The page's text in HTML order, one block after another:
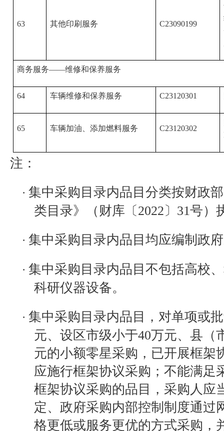
63 其他印刷服务 C23090199
商务服务——维修和保养服务
64 车辆维修和保养服务 C23120301
65 车辆加油、添加燃料服务 C23120302
注：
· 集中采购目录内品目分类按财政
类目录》（财库〔 2022 〕 31号）
· 集中采购目录内品目均应编制政
· 集中采购目录内品目不包括高校
科研仪器设备。
· 集中采购目录内品目，对单项或
元、设区市级小于40万元、县（
元的小额零星采购，已开展框架
应施行框架协议采购；不能满足
框架协议采购的品目，采购人应
定、政府采购内部控制制度通过
格更低或服务更优的方式采购，